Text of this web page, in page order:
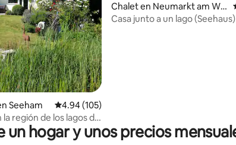
5; 33 evaluaciones
Seeham Calificación promedio: 4.94 de 5; 105
4.94 (105)
región de los lagos de
Chalet en Neumarkt am Wall
ersee
Casa junto a un lago
un hogar y unos precios